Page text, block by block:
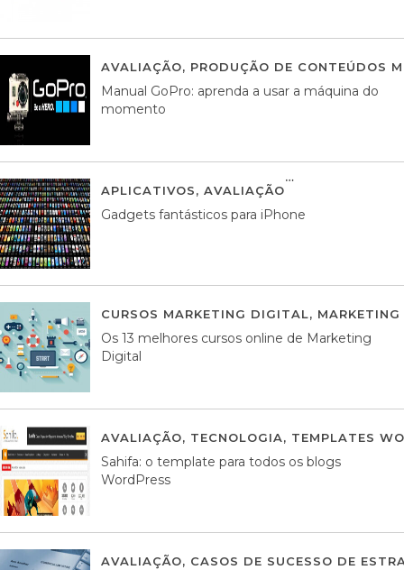
AVALIAÇÃO, PRODUÇÃO DE CONTEÚDOS
Manual GoPro: aprenda a usar a máquina do
momento
APLICATIVOS, AVALIAÇÃO
Gadgets fantásticos para iPhone
CURSOS MARKETING DIGITAL,
Os 13 melhores cursos online de Marketing
Digital
AVALIAÇÃO, TECNOLOGIA, TEMPLATES
Sahifa: o template para todos os blogs
WordPress
AVALIAÇÃO, CASOS DE SUCESSO DE